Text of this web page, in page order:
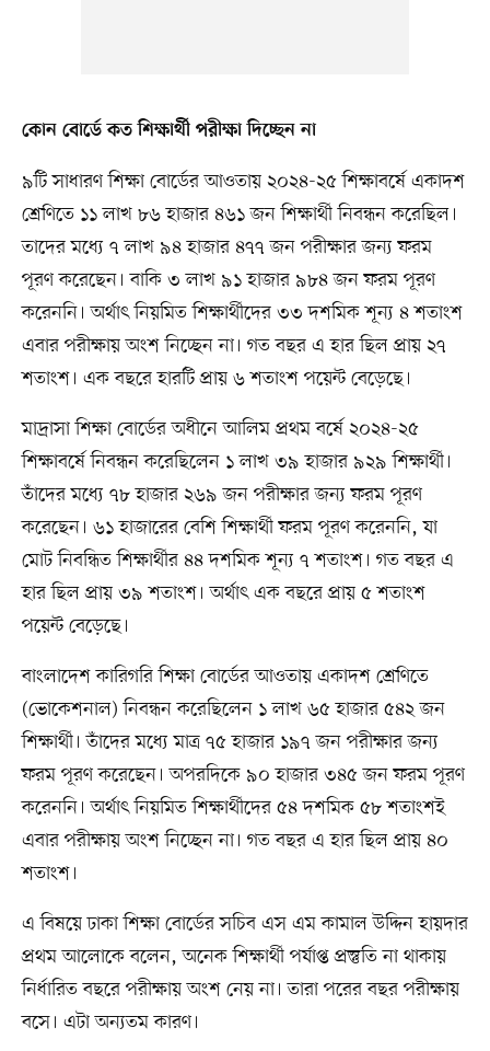
কোন বোর্ডে কত শিক্ষার্থী পরীক্ষা দিচ্ছেন না
৯টি সাধারণ শিক্ষা বোর্ডের আওতায় ২০২৪-২৫ শিক্ষাবর্ষে একাদশ
শ্রেণিতে ১১ লাখ ৮৬ হাজার ৪৬১ জন শিক্ষার্থী নিবন্ধন করেছিল।
তাদের মধ্যে ৭ লাখ ৯৪ হাজার ৪৭৭ জন পরীক্ষার জন্য ফরম
পূরণ করেছেন। বাকি ৩ লাখ ৯১ হাজার ৯৮৪ জন ফরম পূরণ
করেননি। অর্থাৎ নিয়মিত শিক্ষার্থীদের ৩৩ দশমিক শূন্য ৪ শতাংশ
এবার পরীক্ষায় অংশ নিচ্ছেন না। গত বছর এ হার ছিল প্রায় ২৭
শতাংশ। এক বছরে হারটি প্রায় ৬ শতাংশ পয়েন্ট বেড়েছে।
মাদ্রাসা শিক্ষা বোর্ডের অধীনে আলিম প্রথম বর্ষে ২০২৪-২৫
শিক্ষাবর্ষে নিবন্ধন করেছিলেন ১ লাখ ৩৯ হাজার ৯২৯ শিক্ষার্থী।
তাঁদের মধ্যে ৭৮ হাজার ২৬৯ জন পরীক্ষার জন্য ফরম পূরণ
করেছেন। ৬১ হাজারের বেশি শিক্ষার্থী ফরম পূরণ করেননি, যা
মোট নিবন্ধিত শিক্ষার্থীর ৪৪ দশমিক শূন্য ৭ শতাংশ। গত বছর এ
হার ছিল প্রায় ৩৯ শতাংশ। অর্থাৎ এক বছরে প্রায় ৫ শতাংশ
পয়েন্ট বেড়েছে।
বাংলাদেশ কারিগরি শিক্ষা বোর্ডের আওতায় একাদশ শ্রেণিতে
(ভোকেশনাল) নিবন্ধন করেছিলেন ১ লাখ ৬৫ হাজার ৫৪২ জন
শিক্ষার্থী। তাঁদের মধ্যে মাত্র ৭৫ হাজার ১৯৭ জন পরীক্ষার জন্য
ফরম পূরণ করেছেন। অপরদিকে ৯০ হাজার ৩৪৫ জন ফরম পূরণ
করেননি। অর্থাৎ নিয়মিত শিক্ষার্থীদের ৫৪ দশমিক ৫৮ শতাংশই
এবার পরীক্ষায় অংশ নিচ্ছেন না। গত বছর এ হার ছিল প্রায় ৪০
শতাংশ।
এ বিষয়ে ঢাকা শিক্ষা বোর্ডের সচিব এস এম কামাল উদ্দিন হায়দার
প্রথম আলোকে বলেন, অনেক শিক্ষার্থী পর্যাপ্ত প্রস্তুতি না থাকায়
নির্ধারিত বছরে পরীক্ষায় অংশ নেয় না। তারা পরের বছর পরীক্ষায়
বসে। এটা অন্যতম কারণ।